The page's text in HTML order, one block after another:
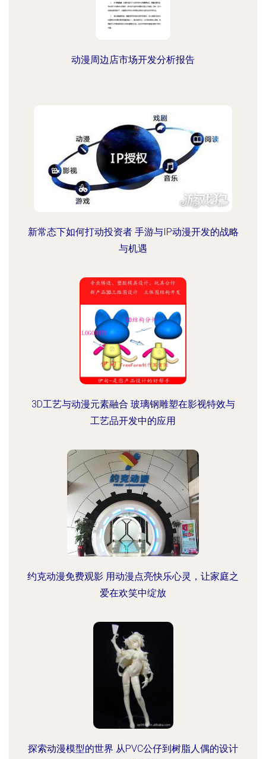
动漫周边店市场开发分析报告
新常态下如何打动投资者 手游与IP动漫开发的战略
与机遇
3D工艺与动漫元素融合 玻璃钢雕塑在影视特效与
工艺品开发中的应用
约克动漫免费观影 用动漫点亮快乐心灵，让家庭之
爱在欢笑中绽放
探索动漫模型的世界 从PVC公仔到树脂人偶的设计